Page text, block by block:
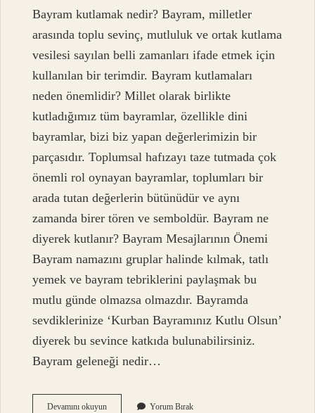
Bayram kutlamak nedir? Bayram, milletler
arasında toplu sevinç, mutluluk ve ortak kutlama
vesilesi sayılan belli zamanları ifade etmek için
kullanılan bir terimdir. Bayram kutlamaları
neden önemlidir? Millet olarak birlikte
kutladığımız tüm bayramlar, özellikle dini
bayramlar, bizi biz yapan değerlerimizin bir
parçasıdır. Toplumsal hafızayı taze tutmada çok
önemli rol oynayan bayramlar, toplumları bir
arada tutan değerlerin bütünüdür ve aynı
zamanda birer tören ve semboldür. Bayram ne
diyerek kutlanır? Bayram Mesajlarının Önemi
Bayram namazını gruplar halinde kılmak, tatlı
yemek ve bayram tebriklerini paylaşmak bu
mutlu günde olmazsa olmazdır. Bayramda
sevdiklerinize ‘Kurban Bayramınız Kutlu Olsun’
diyerek bu sevince katkıda bulunabilirsiniz.
Bayram geleneği nedir…
Devamını okuyunBayram
Yorum Bırak